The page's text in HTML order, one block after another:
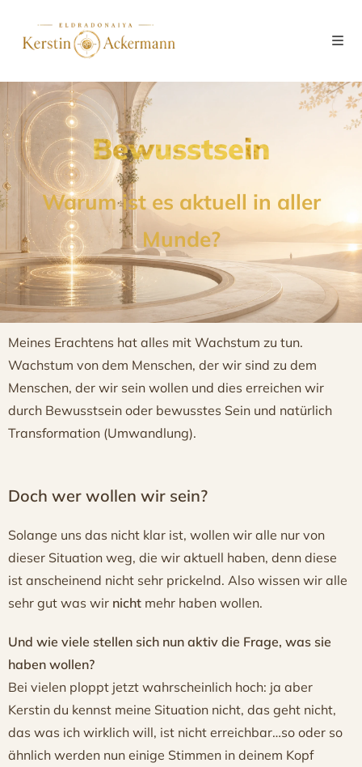
Bewusstsein
Warum ist es aktuell in aller
Munde?
Meines Erachtens hat alles mit Wachstum zu tun.
Wachstum von dem Menschen, der wir sind zu dem
Menschen, der wir sein wollen und dies erreichen wir
durch Bewusstsein oder bewusstes Sein und natürlich
Transformation (Umwandlung).
Doch wer wollen wir sein?
Solange uns das nicht klar ist, wollen wir alle nur von
dieser Situation weg, die wir aktuell haben, denn diese
ist anscheinend nicht sehr prickelnd. Also wissen wir alle
sehr gut was wir nicht mehr haben wollen.
Und wie viele stellen sich nun aktiv die Frage, was sie
haben wollen?
Bei vielen ploppt jetzt wahrscheinlich hoch: ja aber
Kerstin du kennst meine Situation nicht, das geht nicht,
das was ich wirklich will, ist nicht erreichbar…so oder so
ähnlich werden nun einige Stimmen in deinem Kopf